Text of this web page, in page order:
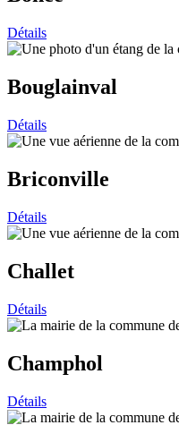
Détails
Bouglainval
Détails
Briconville
Détails
Challet
Détails
Champhol
Détails